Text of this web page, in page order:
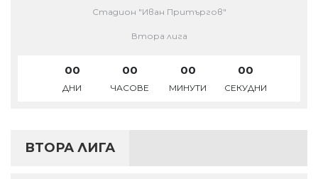
Стадион "Иван Притъргов"
Втора лига
00
ДНИ
00
ЧАСОВЕ
00
МИНУТИ
00
СЕКУДНИ
ВТОРА ЛИГА